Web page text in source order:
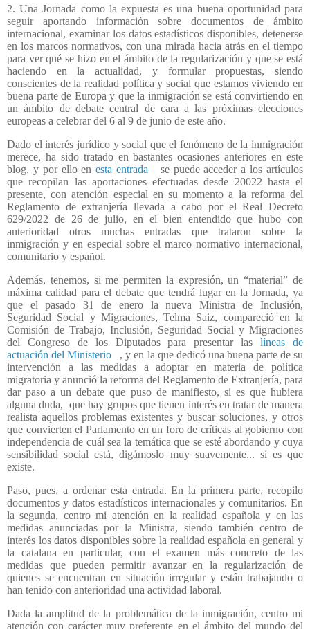
2. Una Jornada como la expuesta es una buena oportunidad para
seguir aportando información sobre documentos de ámbito
internacional, examinar los datos estadísticos disponibles, detenerse
en los marcos normativos, con una mirada hacia atrás en el tiempo
para ver qué se hizo en el ámbito de la regularización y que se está
haciendo en la actualidad, y formular propuestas, siendo
conscientes de la realidad política y social que estamos viviendo en
buena parte de Europa y que la inmigración se está convirtiendo en
un ámbito de debate central de cara a las próximas elecciones
europeas a celebrar del 6 al 9 de junio de este año.
Dado el interés jurídico y social que el fenómeno de la inmigración
merece, ha sido tratado en bastantes ocasiones anteriores en este
blog, y por ello enesta entrada
se puede acceder a los artículos
que recopilan las aportaciones efectuadas desde 20022 hasta el
presente, con atención especial en su momento a la reforma del
Reglamento de extranjería llevada a cabo por el Real Decreto
629/2022 de 26 de julio, en el bien entendido que hubo con
anterioridad otros muchas entradas que trataron sobre la
inmigración y en especial sobre el marco normativo internacional,
comunitario y español.
Además, tenemos, si me permiten la expresión, un “material” de
máxima calidad para el debate que tendrá lugar en la Jornada, ya
que el pasado 31 de enero la nueva Ministra de Inclusión,
Seguridad Social y Migraciones, Telma Saiz, compareció en la
Comisión de Trabajo, Inclusión, Seguridad Social y Migraciones
del Congreso de los Diputados para presentar laslíneas de
actuación del Ministerio
, y en la que dedicó una buena parte de su
intervención a las medidas a adoptar en materia de política
migratoria y anunció la reforma del Reglamento de Extranjería, para
dar paso a un debate que puso de manifiesto, si es que hubiera
alguna duda, que hay grupos que tienen interés en tratar de manera
realista aquellos problemas existentes y buscar soluciones, y otros
que convierten el Parlamento en un foro de críticas al gobierno con
independencia de cuál sea la temática que se esté abordando y cuya
sensibilidad social está, digámoslo muy suavemente... si es que
existe.
Paso, pues, a ordenar esta entrada. En la primera parte, recopilo
documentos y datos estadísticos internacionales y comunitarios. En
la segunda, centro mi atención en la realidad española y en las
medidas anunciadas por la Ministra, siendo también centro de
interés los datos disponibles sobre la realidad española en general y
la catalana en particular, con el examen más concreto de las
medidas que pueden permitir avanzar en la regularización de
quienes se encuentran en situación irregular y están trabajando o
han tenido con anterioridad una actividad laboral.
Dada la amplitud de la problemática de la inmigración, centro mi
atención con carácter muy preferente en el ámbito del mundo del